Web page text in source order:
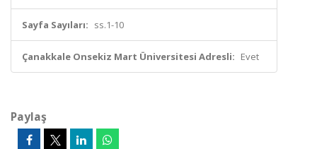
Sayfa Sayıları: ss.1-10
Çanakkale Onsekiz Mart Üniversitesi Adresli: Evet
Paylaş